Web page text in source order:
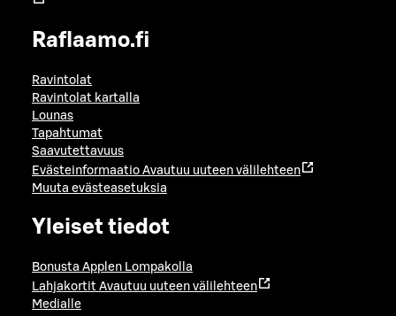
Raflaamo.fi
Ravintolat
Ravintolat kartalla
Lounas
Tapahtumat
Saavutettavuus
Evästeinformaatio Avautuu uuteen välilehteen
Muuta evästeasetuksia
Yleiset tiedot
Bonusta Applen Lompakolla
Lahjakortit Avautuu uuteen välilehteen
Medialle